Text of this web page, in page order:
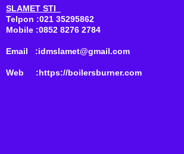
SLAMET STI
Telpon :021 35295862
Mobile :0852 8276 2784
Email :idmslamet@gmail.com
Web :https://boilersburner.com